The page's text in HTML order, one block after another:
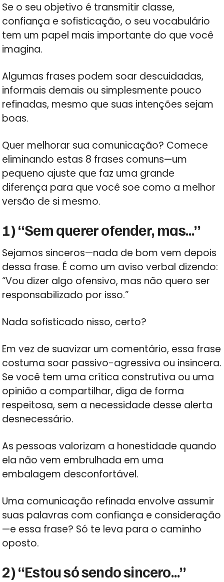
Se o seu objetivo é transmitir classe,
confiança e sofisticação, o seu vocabulário
tem um papel mais importante do que você
imagina.
Algumas frases podem soar descuidadas,
informais demais ou simplesmente pouco
refinadas, mesmo que suas intenções sejam
boas.
Quer melhorar sua comunicação? Comece
eliminando estas 8 frases comuns—um
pequeno ajuste que faz uma grande
diferença para que você soe como a melhor
versão de si mesmo.
1) “Sem querer ofender, mas…”
Sejamos sinceros—nada de bom vem depois
dessa frase. É como um aviso verbal dizendo:
“Vou dizer algo ofensivo, mas não quero ser
responsabilizado por isso.”
Nada sofisticado nisso, certo?
Em vez de suavizar um comentário, essa frase
costuma soar passivo-agressiva ou insincera.
Se você tem uma crítica construtiva ou uma
opinião a compartilhar, diga de forma
respeitosa, sem a necessidade desse alerta
desnecessário.
As pessoas valorizam a honestidade quando
ela não vem embrulhada em uma
embalagem desconfortável.
Uma comunicação refinada envolve assumir
suas palavras com confiança e consideração
—e essa frase? Só te leva para o caminho
oposto.
2) “Estou só sendo sincero…”